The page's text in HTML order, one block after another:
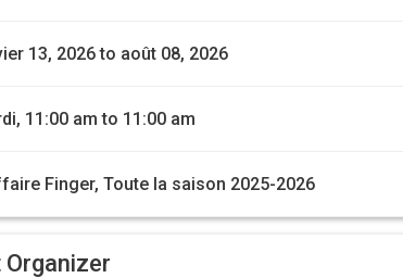
13, 2026 to août 08, 2026
11:00 am to 11:00 am
Finger, Toute la saison 2025-2026
Organizer